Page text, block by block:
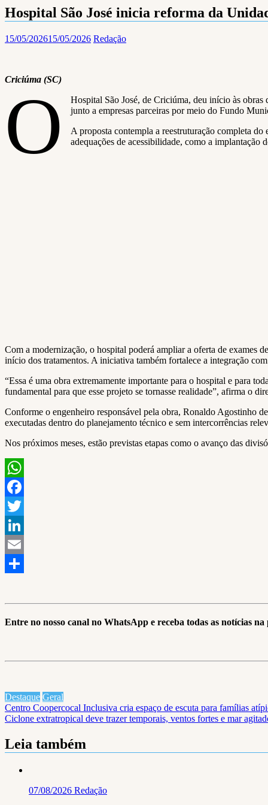
Hospital São José inicia reforma da
15/05/202615/05/2026 Redação
Criciúma (SC)
O
Hospital São José, de Criciúma, deu início às
junto a empresas parceiras por meio do Fundo
A proposta contempla a reestruturação completa
adequações de acessibilidade, como a implantação
Com a modernização, o hospital poderá ampliar a oferta de exames
início dos tratamentos. A iniciativa também fortalece a integração
“Essa é uma obra extremamente importante para o hospital e para
fundamental para que esse projeto se tornasse realidade”, afirma o
Conforme o engenheiro responsável pela obra, Ronaldo Agostinho
executadas dentro do planejamento técnico e sem intercorrências
Nos próximos meses, estão previstas etapas como o avanço das
WhatsApp
Facebook
Twitter
LinkedIn
Email
Entre no nosso canal no WhatsApp e receba todas as notícias
Destaque Geral
Navegação
de
Post
Centro Coopercocal Inclusiva cria espaço de escuta para famílias
Ciclone extratropical deve trazer temporais, ventos fortes e mar
Leia também
07/08/2026 Redação